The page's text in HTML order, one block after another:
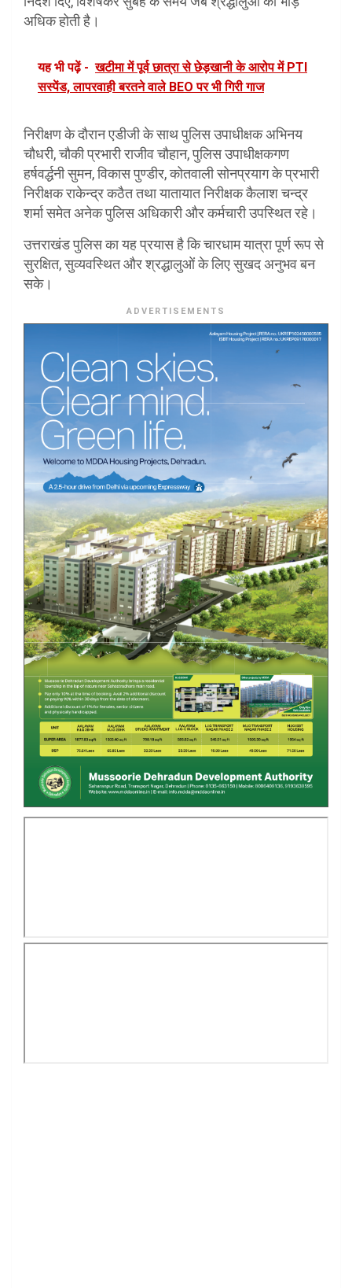
अधिक होती है।
यह भी पढ़ें - खटीमा में पूर्व छात्रा से छेड़खानी के आरोप में PTI
सस्पेंड, लापरवाही बरतने वाले BEO पर भी गिरी गाज
निरीक्षण के दौरान एडीजी के साथ पुलिस उपाधीक्षक अभिनय
चौधरी, चौकी प्रभारी राजीव चौहान, पुलिस उपाधीक्षकगण
हर्षवर्द्धनी सुमन, विकास पुण्डीर, कोतवाली सोनप्रयाग के प्रभारी
निरीक्षक राकेन्द्र कठैत तथा यातायात निरीक्षक कैलाश चन्द्र
शर्मा समेत अनेक पुलिस अधिकारी और कर्मचारी उपस्थित रहे।
उत्तराखंड पुलिस का यह प्रयास है कि चारधाम यात्रा पूर्ण रूप से
सुरक्षित, सुव्यवस्थित और श्रद्धालुओं के लिए सुखद अनुभव बन
सके।
ADVERTISEMENTS